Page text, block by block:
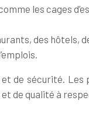
les cages
des hôtels,
de sécurité. Les
de qualité à